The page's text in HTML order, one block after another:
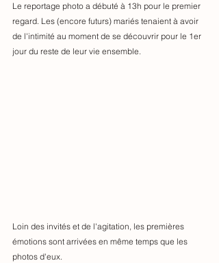
Le reportage photo a débuté à 13h pour le premier
regard. Les (encore futurs) mariés tenaient à avoir
de l'intimité au moment de se découvrir pour le 1er
jour du reste de leur vie ensemble.
Loin des invités et de l'agitation, les premières
émotions sont arrivées en même temps que les
photos d'eux.